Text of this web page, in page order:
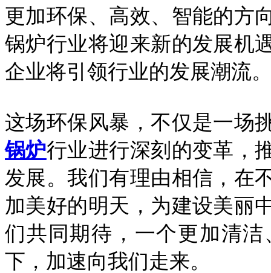
更加环保、高效、智能的方
锅炉行业将迎来新的发展机
企业将引领行业的发展潮流
这场环保风暴，不仅是一场
锅炉行业进行深刻的变革，
发展。我们有理由相信，在
加美好的明天，为建设美丽
们共同期待，一个更加清
下，加速向我们走来。